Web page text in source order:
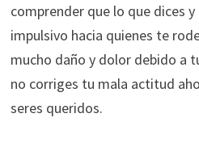
comprender que lo que dices
impulsivo hacia quienes te
mucho daño y dolor debido a
no corriges tu mala actitud
seres queridos.